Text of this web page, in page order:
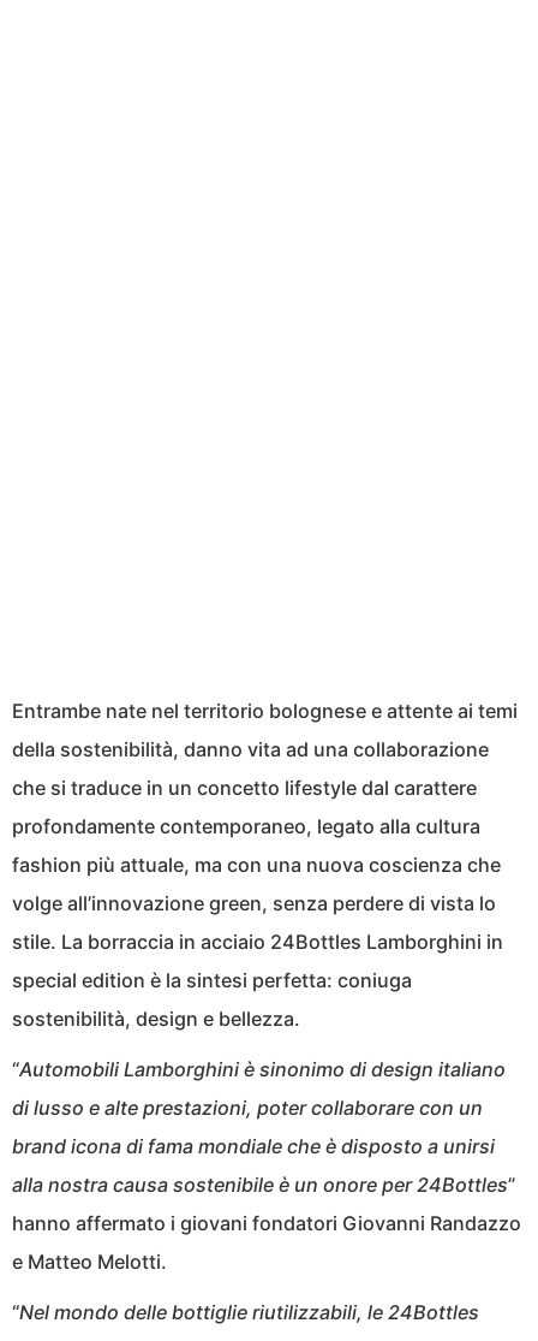
Entrambe nate nel territorio bolognese e attente ai temi
della sostenibilità, danno vita ad una collaborazione
che si traduce in un concetto lifestyle dal carattere
profondamente contemporaneo, legato alla cultura
fashion più attuale, ma con una nuova coscienza che
volge all’innovazione green, senza perdere di vista lo
stile. La borraccia in acciaio 24Bottles Lamborghini in
special edition è la sintesi perfetta: coniuga
sostenibilità, design e bellezza.
“Automobili Lamborghini è sinonimo di design italiano
di lusso e alte prestazioni, poter collaborare con un
brand icona di fama mondiale che è disposto a unirsi
alla nostra causa sostenibile è un onore per 24Bottles”
hanno affermato i giovani fondatori Giovanni Randazzo
e Matteo Melotti.
“Nel mondo delle bottiglie riutilizzabili, le 24Bottles